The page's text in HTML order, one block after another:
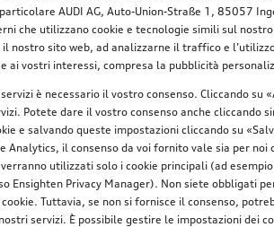
AUDI AG, Auto-Union-Straße 1, 85057
che utilizzano cookie e tecnologie simili sul
nostro sito web, ad analizzarne il traffico e
ai vostri interessi, compresa la pubblicità
è necessario il vostro consenso. Cliccando
Potete dare il vostro consenso anche cliccando
e salvando queste impostazioni cliccando su
Analytics, il consenso da voi fornito vale sia per noi
utilizzati solo i cookie principali (ad
Ensighten Privacy Manager). Non siete obbligati
cookie. Tuttavia, se non si fornisce il consenso,
servizi. È possibile gestire le impostazioni dei